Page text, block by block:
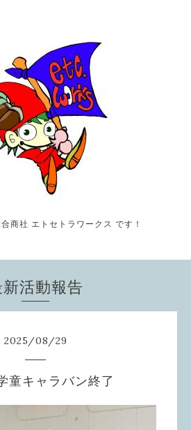
商社 エトセトラワークス です！
活動報告
2025/08/29
童キャラバン終了